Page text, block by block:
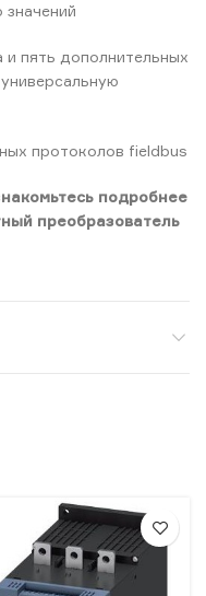
пять дополнительных
протоколов fieldbus
подробнее
преобразователь